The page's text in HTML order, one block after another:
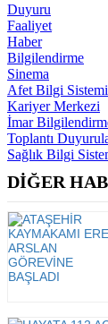
Duyuru
Faaliyet
Haber
Bilgilendirme
Sinema
Afet Bilgi Sistemi
Kariyer Merkezi
İmar
Toplantı
Sağlık Bilgi
DİĞER